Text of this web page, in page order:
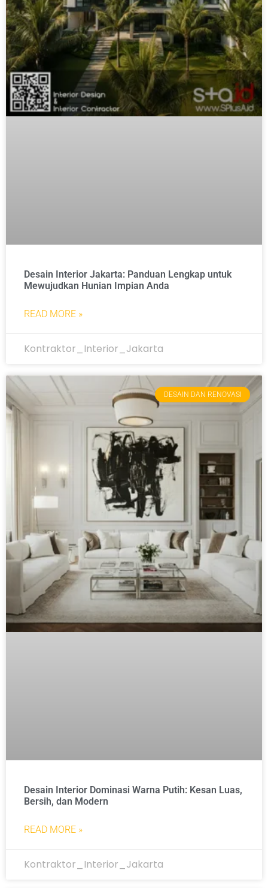
Desain Interior Jakarta: Panduan Lengkap untuk
Mewujudkan Hunian Impian Anda
READ MORE »
Kontraktor_Interior_Jakarta
DESAIN DAN RENOVASI
Desain Interior Dominasi Warna Putih: Kesan Luas,
Bersih, dan Modern
READ MORE »
Kontraktor_Interior_Jakarta